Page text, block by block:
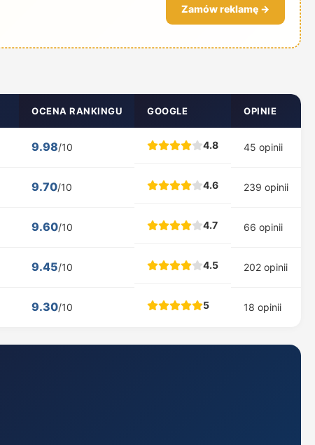
Zamów reklamę →
OCENA RANKINGU GOOGLE OPINIE
9.98/10 4.8 45 opinii
9.70/10 4.6 239 opinii
9.60/10 4.7 66 opinii
9.45/10 4.5 202 opinii
9.30/10 5 18 opinii